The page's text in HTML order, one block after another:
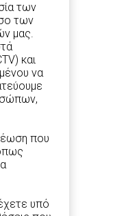
των
των
μας.
και
να
που
υπό